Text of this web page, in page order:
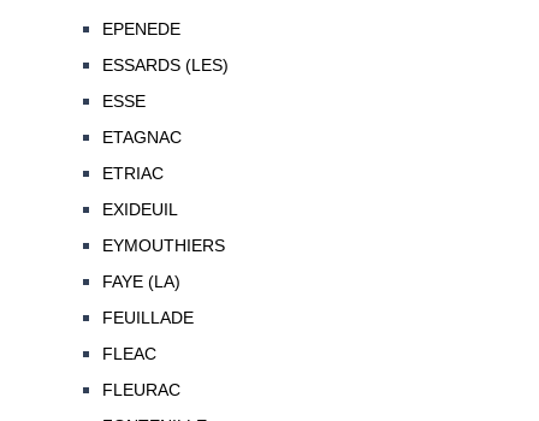
EPENEDE
ESSARDS (LES)
ESSE
ETAGNAC
ETRIAC
EXIDEUIL
EYMOUTHIERS
FAYE (LA)
FEUILLADE
FLEAC
FLEURAC